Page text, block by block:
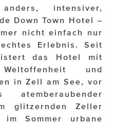
DIMENSIONS
intensiver,
Down Town Hotel –
nicht einfach nur
Erlebnis. Seit
das Hotel mit
Weltoffenheit und
in Zell am See, vor
glitzernden Zeller
Sommer urbane